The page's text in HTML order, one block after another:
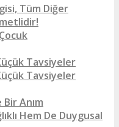
Tüm Diğer
Tavsiyeler
Tavsiyeler
Anım
Hem De Duygusal